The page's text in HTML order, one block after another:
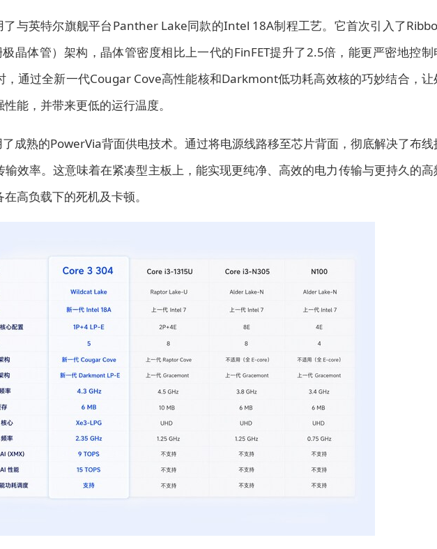
与英特尔旗舰平台Panther Lake同款的Intel 18A制程工艺。它首次引入了
极晶体管）架构，晶体管密度相比上一代的FinFET提升了2.5倍，能更严密地控制
，通过全新一代Cougar Cove高性能核和Darkmont低功耗高效核的巧妙结合，让
能，并带来更低的运行温度。
成熟的PowerVia背面供电技术。通过将电源线路移至芯片背面，彻底解决了布线
效率。这意味着在紧凑型主板上，能实现更纯净、高效的电力传输与更持久的高
高负载下的死机及卡顿。